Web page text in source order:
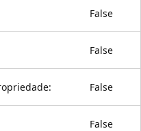
False
False
False
False